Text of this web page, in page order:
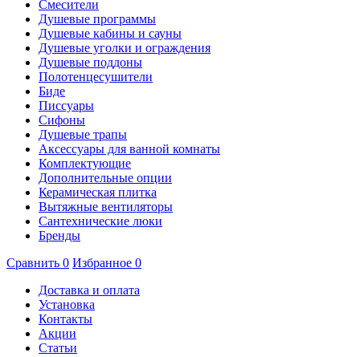
Смесители
Душевые программы
Душевые кабины и сауны
Душевые уголки и ограждения
Душевые поддоны
Полотенцесушители
Биде
Писсуары
Сифоны
Душевые трапы
Аксессуары для ванной комнаты
Комплектующие
Дополнительные опции
Керамическая плитка
Вытяжные вентиляторы
Сантехнические люки
Бренды
Сравнить 0 Избранное 0
Доставка и оплата
Установка
Контакты
Акции
Статьи